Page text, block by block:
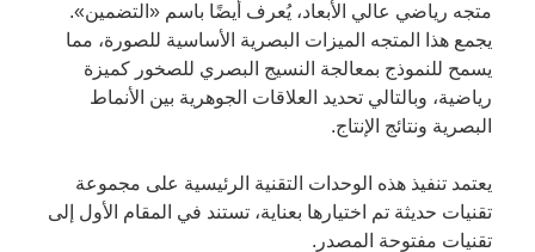
متجه رياضي عالي الأبعاد، يُعرف أيضًا باسم «التضمين».
يجمع هذا المتجه الميزات البصرية الأساسية للصورة، مما
يسمح للنموذج بمعالجة النسيج البصري للصخور كميزة
رياضية، وبالتالي تحديد العلاقات الجوهرية بين الأنماط
البصرية ونتائج الإنتاج.
يعتمد تنفيذ هذه الوحدات التقنية الرئيسية على مجموعة
تقنيات حديثة تم اختيارها بعناية، تستند في المقام الأول إلى
تقنيات مفتوحة المصدر.